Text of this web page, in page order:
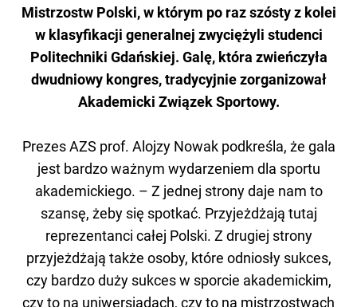
Mistrzostw Polski, w którym po raz szósty z kolei
w klasyfikacji generalnej zwyciężyli studenci
Politechniki Gdańskiej. Galę, która zwieńczyła
dwudniowy kongres, tradycyjnie zorganizował
Akademicki Związek Sportowy.
Prezes AZS prof. Alojzy Nowak podkreśla, że gala
jest bardzo ważnym wydarzeniem dla sportu
akademickiego. – Z jednej strony daje nam to
szansę, żeby się spotkać. Przyjeżdżają tutaj
reprezentanci całej Polski. Z drugiej strony
przyjeżdżają także osoby, które odniosły sukces,
czy bardzo duży sukces w sporcie akademickim,
czy to na uniwersjadach, czy to na mistrzostwach